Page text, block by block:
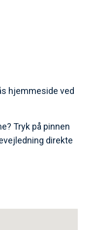
hjemmeside ved
Tryk på pinnen
direkte